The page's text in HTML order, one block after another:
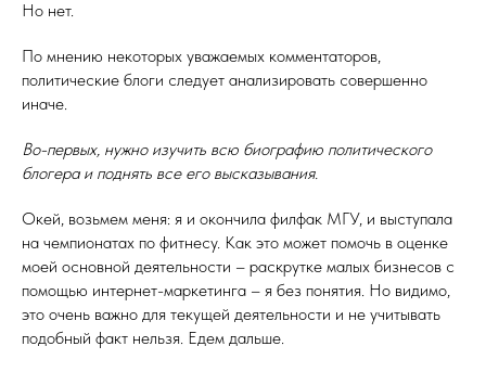
Но нет.
По мнению некоторых уважаемых комментаторов,
политические блоги следует анализировать совершенно
иначе.
Во-первых, нужно изучить всю биографию политического
блогера и поднять все его высказывания.
Окей, возьмем меня: я и окончила филфак МГУ, и выступала
на чемпионатах по фитнесу. Как это может помочь в оценке
моей основной деятельности – раскрутке малых бизнесов с
помощью интернет-маркетинга – я без понятия. Но видимо,
это очень важно для текущей деятельности и не учитывать
подобный факт нельзя. Едем дальше.